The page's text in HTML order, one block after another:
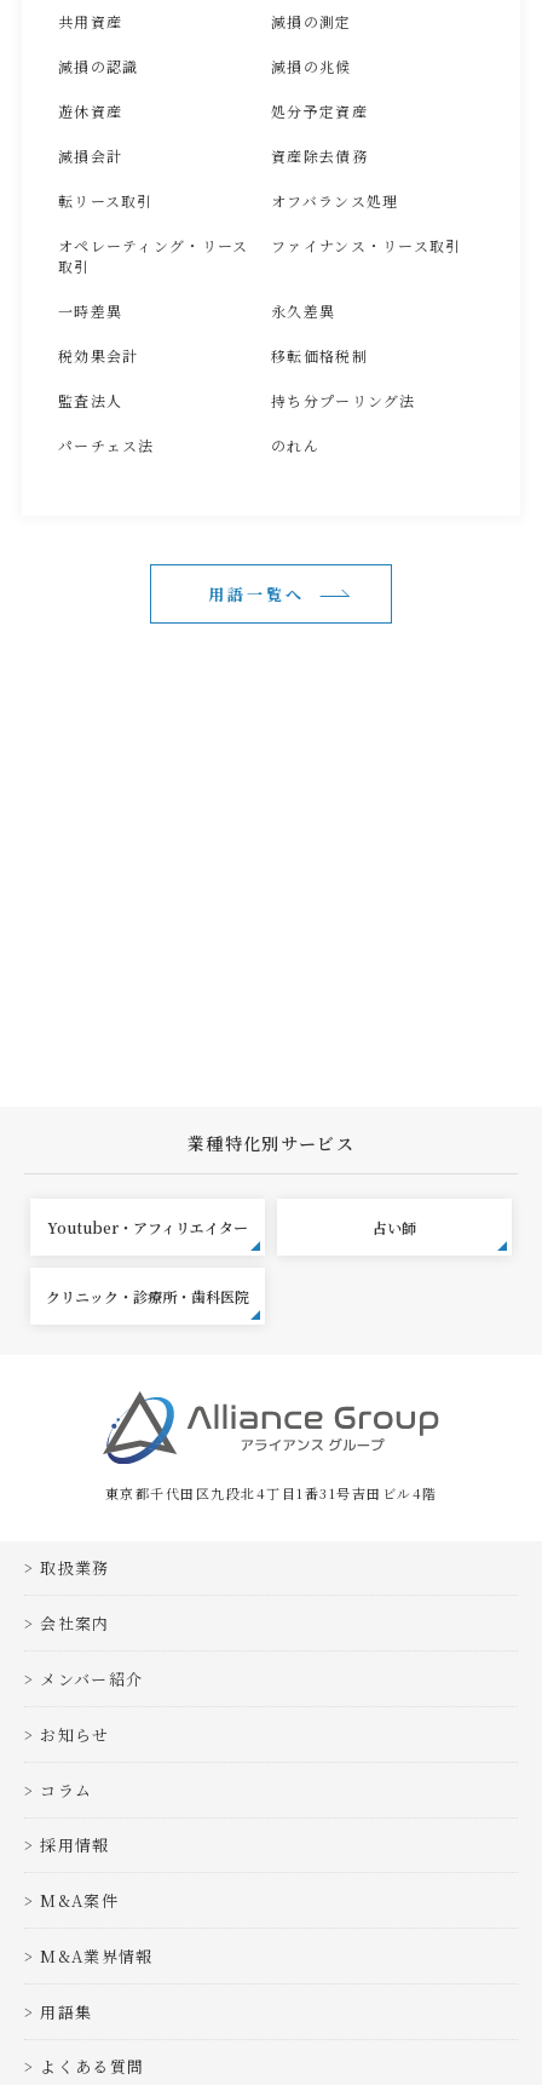
共用資産 減損の測定
減損の認識 減損の兆候
遊休資産 処分予定資産
減損会計 資産除去債務
転リース取引 オフバランス処理
オペレーティング・リース
取引
ファイナンス・リース取引
一時差異 永久差異
税効果会計 移転価格税制
監査法人 持ち分プーリング法
パーチェス法 のれん
用語一覧へ
業種特化別サービス
Youtuber・アフィリエイター 占い師
クリニック・診療所・歯科医院
東京都千代田区九段北4丁目1番31号吉田ビル4階
取扱業務
会社案内
メンバー紹介
お知らせ
コラム
採用情報
M&A案件
M&A業界情報
用語集
よくある質問